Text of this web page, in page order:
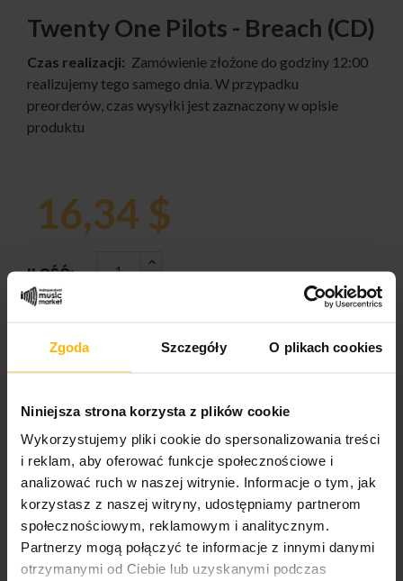
Zgoda Szczegóły O plikach cookies
Niniejsza strona korzysta z plików cookie
Wykorzystujemy pliki cookie do spersonalizowania treści
i reklam, aby oferować funkcje społecznościowe i
analizować ruch w naszej witrynie. Informacje o tym, jak
korzystasz z naszej witryny, udostępniamy partnerom
społecznościowym, reklamowym i analitycznym.
Partnerzy mogą połączyć te informacje z innymi danymi
otrzymanymi od Ciebie lub uzyskanymi podczas
Twenty One Pilots - Breach (CD)
Czas realizacji: Zamówienie złożone do godziny 12:00
realizujemy tego samego dnia. W przypadku
preorderów, czas wysyłki jest zaznaczony w opisie
produktu
16,34 $
ILOŚĆ:
DODAJ DO KOSZYKA
Gatunek:
Rock
OPIS SZCZEGÓŁY PRODUKTU